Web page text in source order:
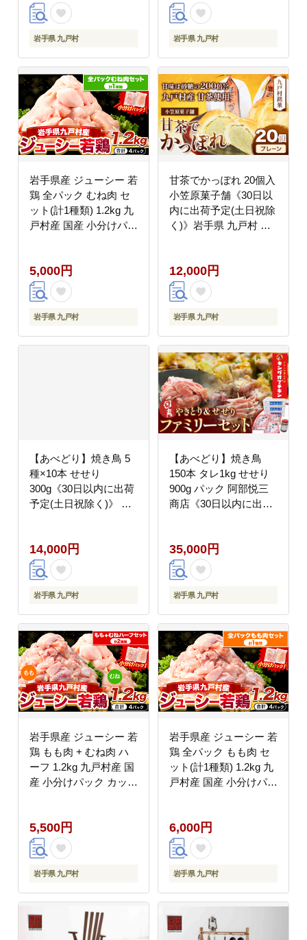
--
岩手県 九戸村
--
岩手県 九戸村
岩手県産 ジューシー 若
鶏 全パック むね肉 セ
ット(計1種類) 1.2kg 九
戸村産 国産 小分けパッ
けバック 鳥 とりもも
冷凍 大容量 もも肉 簡
易包装 ふるさと納税
肉 とり とり肉---
--
5,000円
岩手県 九戸村
甘茶でかっぽれ 20個入
小笠原菓子舗《30日以
内に出荷予定(土日祝除
く)》岩手県 九戸村 か
--
12,000円
岩手県 九戸村
【あべどり】焼き鳥 5
種×10本 せせり
300g《30日以内に出荷
予定(土日祝除く)》 セ
isk_fetyki5set_30d_23_14000_300g-
--
14,000円
岩手県 九戸村
【あべどり】焼き鳥
150本 タレ1kg せせり
900g パック 阿部悦三
商店《30日以内に出荷
--
35,000円
岩手県 九戸村
岩手県産 ジューシー 若
鶏 もも肉 + むね肉 ハ
ーフ 1.2kg 九戸村産 国
産 小分けパック カット
鳥 とりもも 冷凍 大容
量 もも肉 簡易包装 ふ
るさと納税 肉 とり と
り肉---
--
5,500円
岩手県 九戸村
岩手県産 ジューシー 若
鶏 全パック もも肉 セ
ット(計1種類) 1.2kg 九
戸村産 国産 小分けパッ
けバック 鳥 とりもも
冷凍 大容量 もも肉 簡
易包装 ふるさと納税
肉 とり とり肉---
--
6,000円
岩手県 九戸村